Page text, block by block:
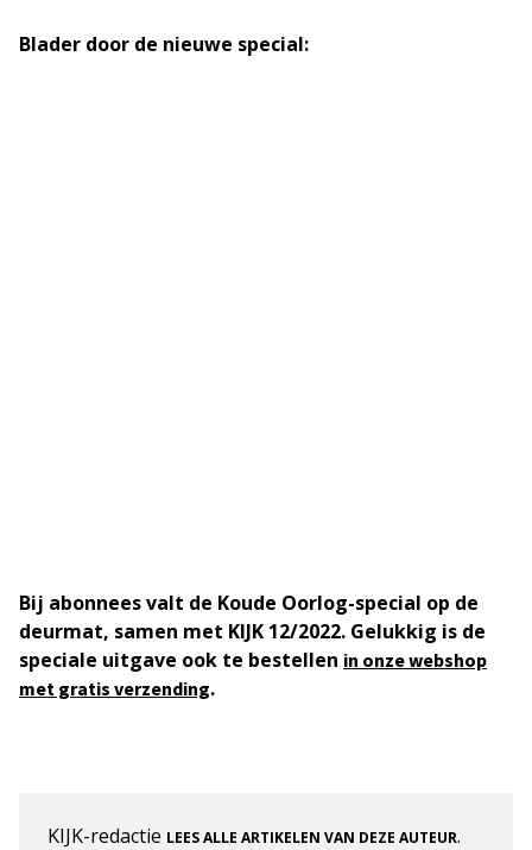
Blader door de nieuwe special:
Bij abonnees valt de Koude Oorlog-special op de
deurmat, samen met KIJK 12/2022. Gelukkig is de
speciale uitgave ook te bestellen in onze webshop
met gratis verzending.
KIJK-redactie LEES ALLE ARTIKELEN VAN DEZE AUTEUR.